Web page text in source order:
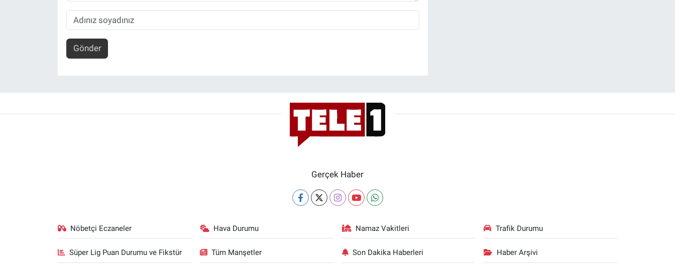
Gönder
Gerçek Haber
Nöbetçi Eczaneler Hava Durumu Namaz Vakitleri Trafik Durumu
Süper Lig Puan Durumu ve Fikstür Tüm Manşetler Son Dakika Haberleri Haber Arşivi